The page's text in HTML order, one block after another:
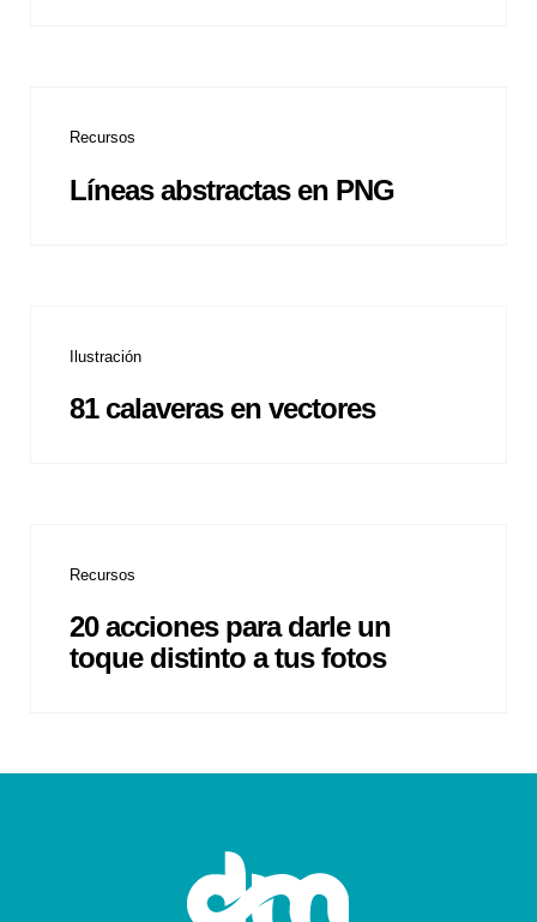
Recursos
Líneas abstractas en PNG
Ilustración
81 calaveras en vectores
Recursos
20 acciones para darle un
toque distinto a tus fotos